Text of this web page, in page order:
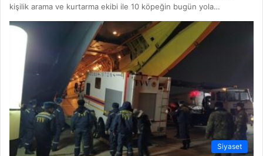
kişilik arama ve kurtarma ekibi ile 10 köpeğin bugün yola…
Siyaset